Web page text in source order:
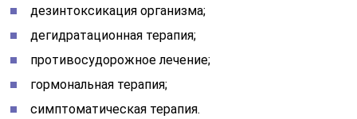
При вовремя начатом адекватном и проведенном в